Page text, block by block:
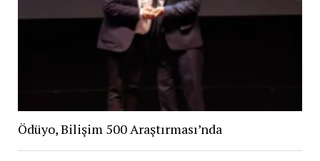
Ödüyo, Bilişim 500 Araştırması’nda